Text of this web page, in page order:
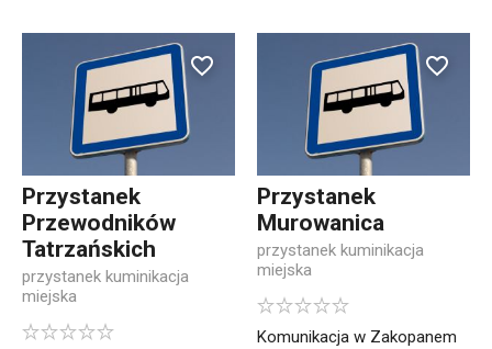
Przystanek
Przewodników
Tatrzańskich
przystanek kuminikacja
miejska
Przystanek
Murowanica
przystanek kuminikacja
miejska
Komunikacja w Zakopanem